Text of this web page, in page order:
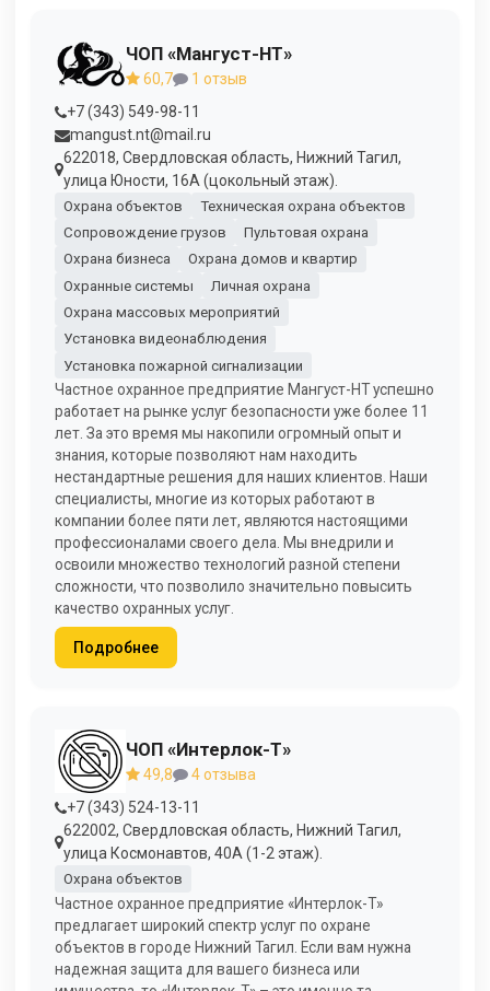
ЧОП «Мангуст-НТ»
60,7
1 отзыв
+7 (343) 549-98-11
mangust.nt@mail.ru
622018, Свердловская область, Нижний Тагил,
улица Юности, 16А (цокольный этаж).
Охрана объектов
Техническая охрана объектов
Сопровождение грузов
Пультовая охрана
Охрана бизнеса
Охрана домов и квартир
Охранные системы
Личная охрана
Охрана массовых мероприятий
Установка видеонаблюдения
Установка пожарной сигнализации
Частное охранное предприятие Мангуст-НТ успешно
работает на рынке услуг безопасности уже более 11
лет. За это время мы накопили огромный опыт и
знания, которые позволяют нам находить
нестандартные решения для наших клиентов. Наши
специалисты, многие из которых работают в
компании более пяти лет, являются настоящими
профессионалами своего дела. Мы внедрили и
освоили множество технологий разной степени
сложности, что позволило значительно повысить
качество охранных услуг.
Подробнее
ЧОП «Интерлок-Т»
49,8
4 отзыва
+7 (343) 524-13-11
622002, Свердловская область, Нижний Тагил,
улица Космонавтов, 40А (1-2 этаж).
Охрана объектов
Частное охранное предприятие «Интерлок-Т»
предлагает широкий спектр услуг по охране
объектов в городе Нижний Тагил. Если вам нужна
надежная защита для вашего бизнеса или